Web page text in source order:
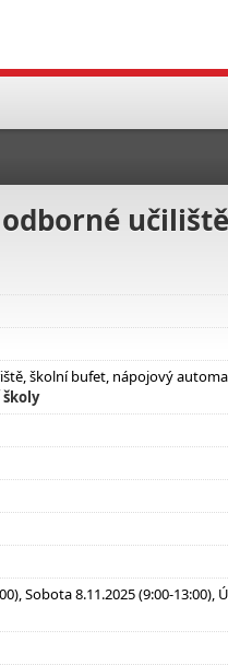
školní bufet, nápojový
Sobota 8.11.2025 (9:00-13:00),